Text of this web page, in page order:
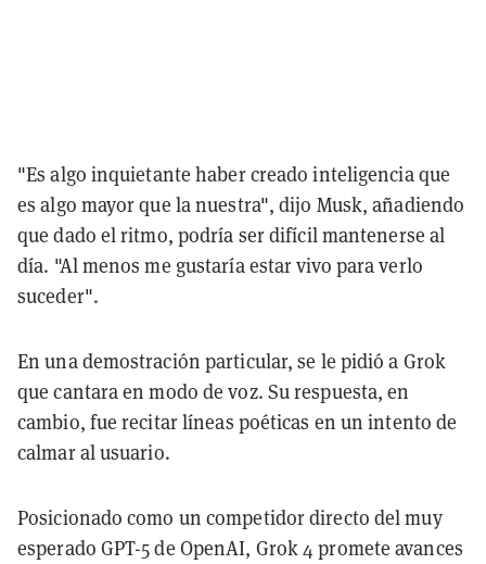
"Es algo inquietante haber creado inteligencia que
es algo mayor que la nuestra", dijo Musk, añadiendo
que dado el ritmo, podría ser difícil mantenerse al
día. "Al menos me gustaría estar vivo para verlo
suceder".
En una demostración particular, se le pidió a Grok
que cantara en modo de voz. Su respuesta, en
cambio, fue recitar líneas poéticas en un intento de
calmar al usuario.
Posicionado como un competidor directo del muy
esperado GPT-5 de OpenAI, Grok 4 promete avances